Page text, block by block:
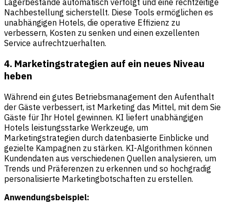
Nachbestellung sicherstellt. Diese Tools ermöglichen es
unabhängigen Hotels, die operative Effizienz zu
verbessern, Kosten zu senken und einen exzellenten
Service aufrechtzuerhalten.
4. Marketingstrategien auf ein neues Niveau
heben
Während ein gutes Betriebsmanagement den Aufenthalt
der Gäste verbessert, ist Marketing das Mittel, mit dem Sie
Gäste für Ihr Hotel gewinnen. KI liefert unabhängigen
Hotels leistungsstarke Werkzeuge, um
Marketingstrategien durch datenbasierte Einblicke und
gezielte Kampagnen zu stärken. KI-Algorithmen können
Kundendaten aus verschiedenen Quellen analysieren, um
Trends und Präferenzen zu erkennen und so hochgradig
personalisierte Marketingbotschaften zu erstellen.
Anwendungsbeispiel: